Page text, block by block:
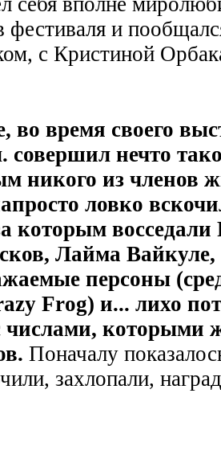
фестиваля и
с Кристиной
во время своего
совершил нечто
никого из членов
ловко
которым
Лайма Вайкуле,
персоны
Frog) и... лихо
числами, которыми
Поначалу
захлопали,